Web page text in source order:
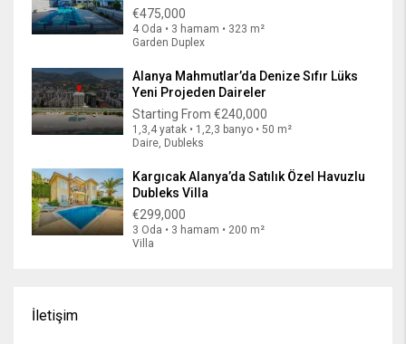
€475,000
4 Oda • 3 hamam • 323 m²
Garden Duplex
Alanya Mahmutlar’da Denize Sıfır Lüks
Yeni Projeden Daireler
Starting From €240,000
1,3,4 yatak • 1,2,3 banyo • 50 m²
Daire, Dubleks
Kargıcak Alanya’da Satılık Özel Havuzlu
Dubleks Villa
€299,000
3 Oda • 3 hamam • 200 m²
Villa
İletişim